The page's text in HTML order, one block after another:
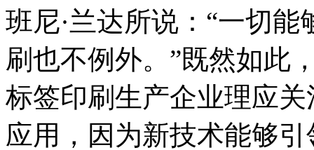
班尼·兰达所说：“一切
刷也不例外。”既然如此
标签印刷生产企业理应
应用，因为新技术能够